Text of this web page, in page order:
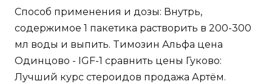
Способ применения и дозы: Внутрь,
содержимое 1 пакетика растворить в 200-300
мл воды и выпить. Tимозин Альфа цена
Одинцово - IGF-1 сравнить цены Гуково:
Лучший курс стероидов продажа Артём.